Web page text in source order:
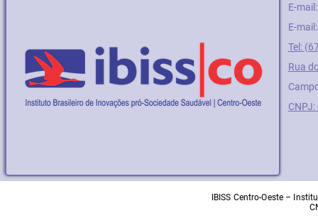
E-
E-
Tel:
Rua
IBISS Centro-Oeste –